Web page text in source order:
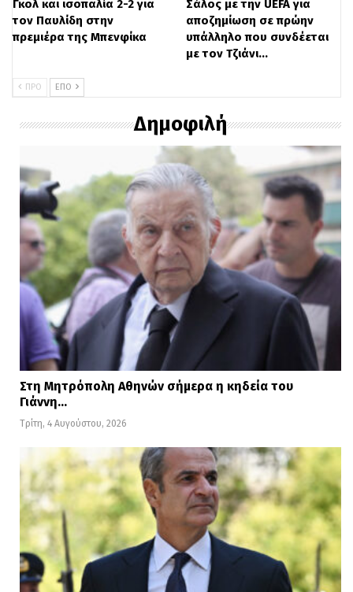
Γκολ και ισοπαλία 2-2 για
τον Παυλίδη στην
πρεμιέρα της Μπενφίκα
Σάλος με την UEFA για
αποζημίωση σε πρώην
υπάλληλο που συνδέεται
με τον Τζιάνι…
ΠΡΟ ΕΠΌ
Δημοφιλή
Στη Μητρόπολη Αθηνών σήμερα η κηδεία του
Γιάννη…
Τρίτη, 4 Αυγούστου, 2026